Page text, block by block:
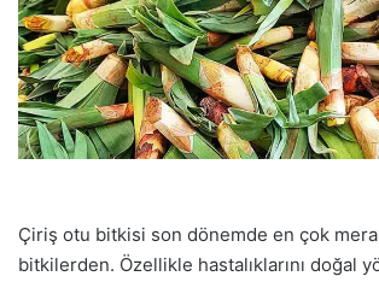
Çiriş otu bitkisi son dönemde en çok
bitkilerden. Özellikle hastalıklarını doğal